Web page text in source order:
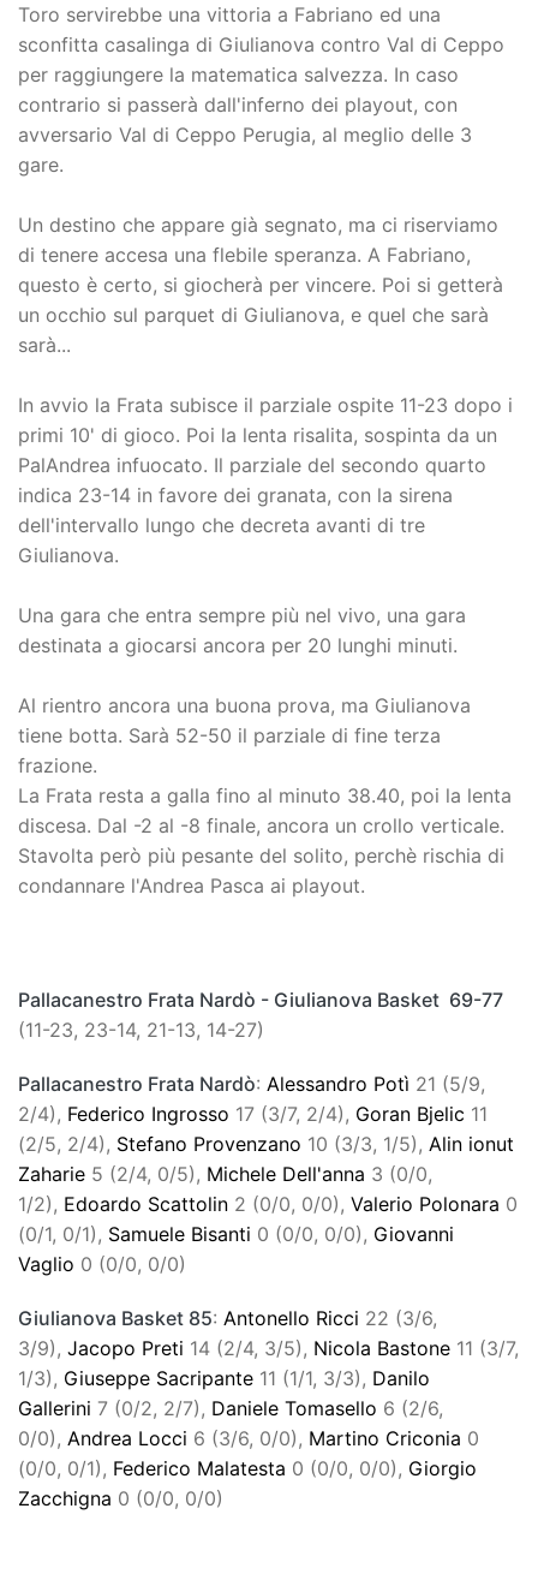
Toro servirebbe una vittoria a Fabriano ed una
sconfitta casalinga di Giulianova contro Val di Ceppo
per raggiungere la matematica salvezza. In caso
contrario si passerà dall'inferno dei playout, con
avversario Val di Ceppo Perugia, al meglio delle 3
gare.
Un destino che appare già segnato, ma ci riserviamo
di tenere accesa una flebile speranza. A Fabriano,
questo è certo, si giocherà per vincere. Poi si getterà
un occhio sul parquet di Giulianova, e quel che sarà
sarà...
In avvio la Frata subisce il parziale ospite 11-23 dopo i
primi 10' di gioco. Poi la lenta risalita, sospinta da un
PalAndrea infuocato. Il parziale del secondo quarto
indica 23-14 in favore dei granata, con la sirena
dell'intervallo lungo che decreta avanti di tre
Giulianova.
Una gara che entra sempre più nel vivo, una gara
destinata a giocarsi ancora per 20 lunghi minuti.
Al rientro ancora una buona prova, ma Giulianova
tiene botta. Sarà 52-50 il parziale di fine terza
frazione.
La Frata resta a galla fino al minuto 38.40, poi la lenta
discesa. Dal -2 al -8 finale, ancora un crollo verticale.
Stavolta però più pesante del solito, perchè rischia di
condannare l'Andrea Pasca ai playout.
Pallacanestro Frata Nardò - Giulianova Basket 69-77
(11-23, 23-14, 21-13, 14-27)
Pallacanestro Frata Nardò: Alessandro Potì 21 (5/9,
2/4), Federico Ingrosso 17 (3/7, 2/4), Goran Bjelic 11
(2/5, 2/4), Stefano Provenzano 10 (3/3, 1/5), Alin ionut
Zaharie 5 (2/4, 0/5), Michele Dell'anna 3 (0/0,
1/2), Edoardo Scattolin 2 (0/0, 0/0), Valerio Polonara 0
(0/1, 0/1), Samuele Bisanti 0 (0/0, 0/0), Giovanni
Vaglio 0 (0/0, 0/0)
Giulianova Basket 85: Antonello Ricci 22 (3/6,
3/9), Jacopo Preti 14 (2/4, 3/5), Nicola Bastone 11 (3/7,
1/3), Giuseppe Sacripante 11 (1/1, 3/3), Danilo
Gallerini 7 (0/2, 2/7), Daniele Tomasello 6 (2/6,
0/0), Andrea Locci 6 (3/6, 0/0), Martino Criconia 0
(0/0, 0/1), Federico Malatesta 0 (0/0, 0/0), Giorgio
Zacchigna 0 (0/0, 0/0)